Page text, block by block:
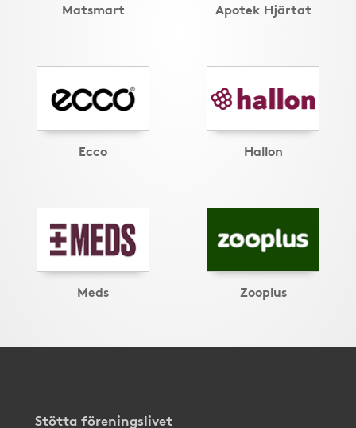
Matsmart Apotek Hjärtat
Ecco Hallon
Meds Zooplus
Stötta föreningslivet